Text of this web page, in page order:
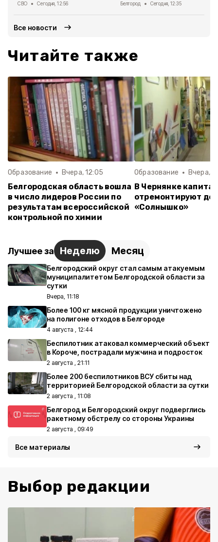
СВО Сегодня, 12:56 Белгород Сегодня, 12:35
Все новости
Читайте также
Образование Вчера, 12:05
Белгородская область вошла
в число лидеров России по
результатам всероссийской
контрольной по химии
Образование Вчера,
В Чернянке
отремонтируют
«Солнышко»
Лучшее за Неделю Месяц
Белгородский округ стал самым атакуемым
муниципалитетом Белгородской области за
сутки
Вчера, 11:18
Более 100 кг мясной продукции уничтожено
на полигоне отходов в Белгороде
4 августа , 12:44
Беспилотник атаковал коммерческий объект
в Короче, пострадали мужчина и подросток
2 августа , 21:11
Более 200 беспилотников ВСУ сбиты над
территорией Белгородской области за сутки
2 августа , 11:08
Белгород и Белгородский округ подверглись
ракетному обстрелу со стороны Украины
2 августа , 09:49
Все материалы
Выбор редакции